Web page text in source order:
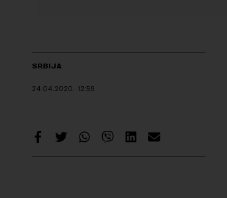
SRBIJA
24.04.2020. 12:59